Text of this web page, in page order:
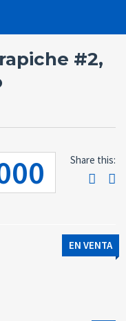
#2,
Share this:
EN VENTA